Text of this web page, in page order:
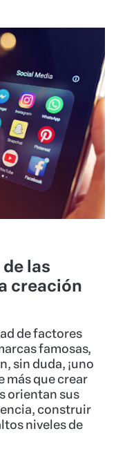
las
creación
de factores
famosas,
sin duda, ¡uno
más que crear
orientan sus
construir
niveles de